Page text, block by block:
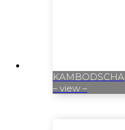
KAMBODSCHA
– view –